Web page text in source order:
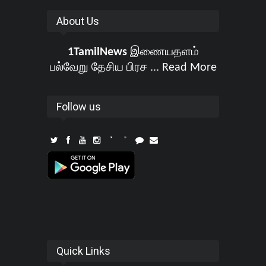
About Us
1TamilNewsஇணையதளம்
பல்வேறு தேசிய பிரச ... Read More
Follow us
Quick Links